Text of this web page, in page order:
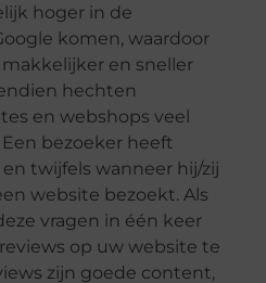
hoger in de
komen, waardoor
en sneller
hechten
en webshops veel
bezoeker heeft
twijfels wanneer hij/zij
website bezoekt. Als
vragen in één keer
op uw website te
zijn goede content,